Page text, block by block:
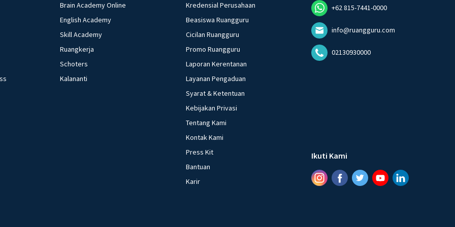
Brain Academy Online
English Academy
Skill Academy
Ruangkerja
Schoters
Kalananti
Kredensial Perusahaan
Beasiswa Ruangguru
Cicilan Ruangguru
Promo Ruangguru
Laporan Kerentanan
Layanan Pengaduan
Syarat & Ketentuan
Kebijakan Privasi
Tentang Kami
Kontak Kami
Press Kit
Bantuan
Karir
+62 815-7441-0000
info@ruangguru.com
02130930000
Ikuti Kami